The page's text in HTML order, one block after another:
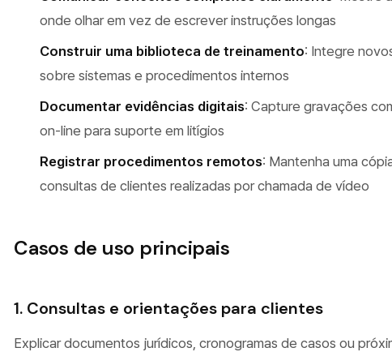
onde olhar em vez de escrever instruções longas
Construir uma biblioteca de treinamento: Integre
sobre sistemas e procedimentos internos
Documentar evidências digitais: Capture gravações
on-line para suporte em litígios
Registrar procedimentos remotos: Mantenha uma
consultas de clientes realizadas por chamada de vídeo
Casos de uso principais
1. Consultas e orientações para clientes
Explicar documentos jurídicos, cronogramas de casos ou